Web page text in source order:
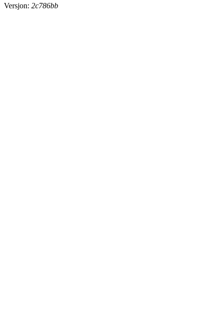
Versjon: 2c786bb